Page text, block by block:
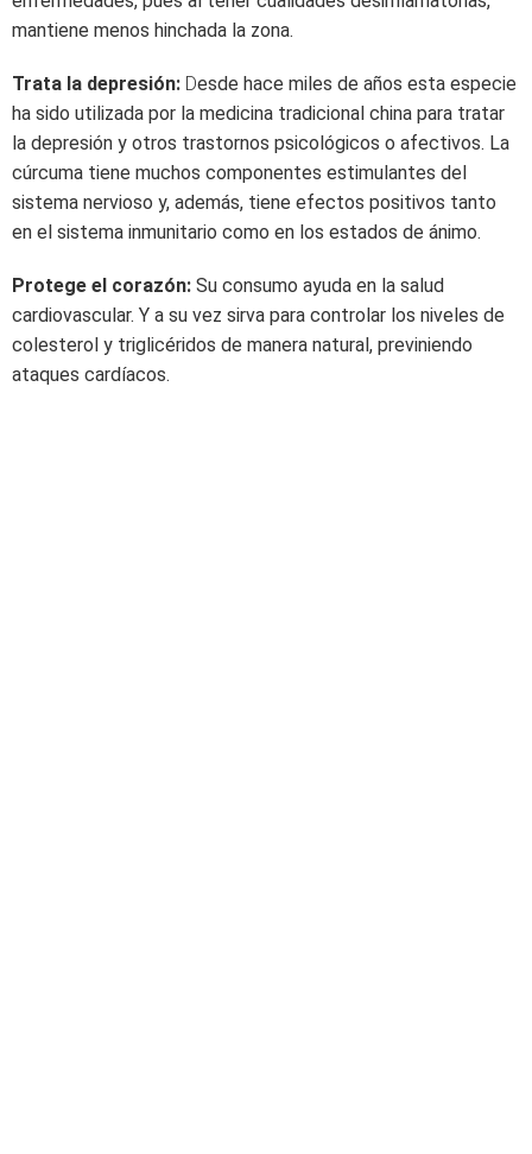
mantiene menos hinchada la zona.
Trata la depresión: Desde hace miles de años esta especie
ha sido utilizada por la medicina tradicional china para tratar
la depresión y otros trastornos psicológicos o afectivos. La
cúrcuma tiene muchos componentes estimulantes del
sistema nervioso y, además, tiene efectos positivos tanto
en el sistema inmunitario como en los estados de ánimo.
Protege el corazón: Su consumo ayuda en la salud
cardiovascular. Y a su vez sirva para controlar los niveles de
colesterol y triglicéridos de manera natural, previniendo
ataques cardíacos.